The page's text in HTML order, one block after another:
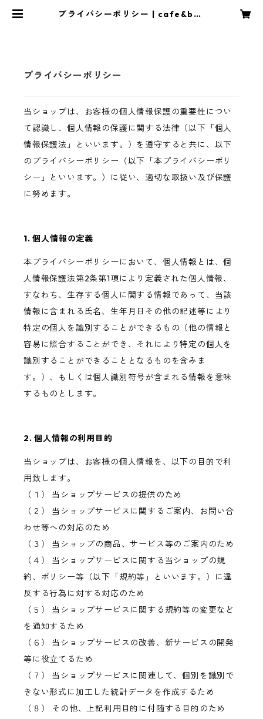
プライバシーポリシー | cafe&bar
プライバシーポリシー
当ショップは、お客様の個人情報保護の重要性につい
て認識し、個人情報の保護に関する法律（以下「個人
情報保護法」といいます。）を遵守すると共に、以下
のプライバシーポリシー（以下「本プライバシーポリ
シー」といいます。）に従い、適切な取扱い及び保護
に努めます。
1. 個人情報の定義
本プライバシーポリシーにおいて、個人情報とは、個
人情報保護法第2条第1項により定義された個人情報、
すなわち、生存する個人に関する情報であって、当該
情報に含まれる氏名、生年月日その他の記述等により
特定の個人を識別することができるもの（他の情報と
容易に照合することができ、それにより特定の個人を
識別することができることとなるものを含みま
す。）、もしくは個人識別符号が含まれる情報を意味
するものとします。
2. 個人情報の利用目的
当ショップは、お客様の個人情報を、以下の目的で利
用致します。
（１） 当ショップサービスの提供のため
（２） 当ショップサービスに関するご案内、お問い合
わせ等への対応のため
（３） 当ショップの商品、サービス等のご案内のため
（４） 当ショップサービスに関する当ショップの規
約、ポリシー等（以下「規約等」といいます。）に違
反する行為に対する対応のため
（５） 当ショップサービスに関する規約等の変更など
を通知するため
（６） 当ショップサービスの改善、新サービスの開発
等に役立てるため
（７） 当ショップサービスに関連して、個別を識別で
きない形式に加工した統計データを作成するため
（８） その他、上記利用目的に付随する目的のため